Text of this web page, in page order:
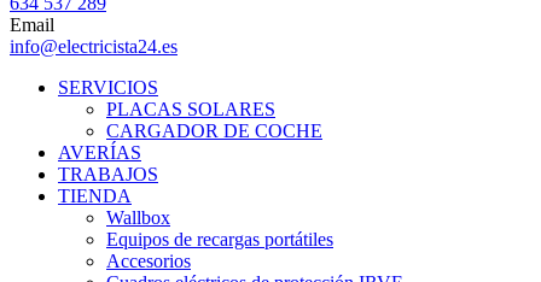
Email
info@electricista24.es
SERVICIOS
PLACAS SOLARES
CARGADOR DE COCHE
AVERÍAS
TRABAJOS
TIENDA
Wallbox
Equipos de recargas portátiles
Accesorios